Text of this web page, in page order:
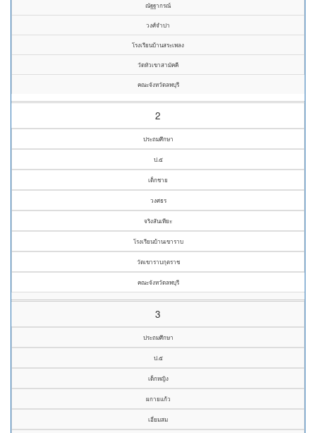
ณัฐฐากรณ์
วงศ์จำปา
โรงเรียนบ้านสระเพลง
วัดหัวเขาสามัคคี
คณะจังหวัดลพบุรี
2
ประถมศึกษา
ป.๕
เด็กชาย
วงศธร
จริงสันเทียะ
โรงเรียนบ้านเขาราบ
วัดเขาราบกุตราช
คณะจังหวัดลพบุรี
3
ประถมศึกษา
ป.๕
เด็กหญิง
ผกายแก้ว
เอี่ยมสม